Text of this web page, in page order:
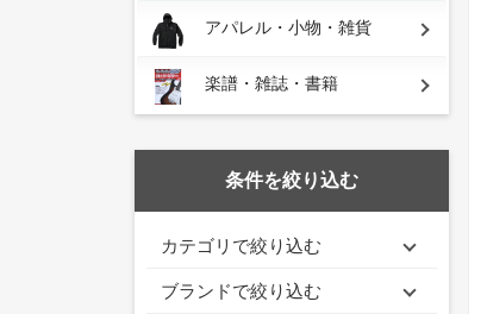
アパレル・小物・雑貨
楽譜・雑誌・書籍
条件を絞り込む
カテゴリで絞り込む
ブランドで絞り込む